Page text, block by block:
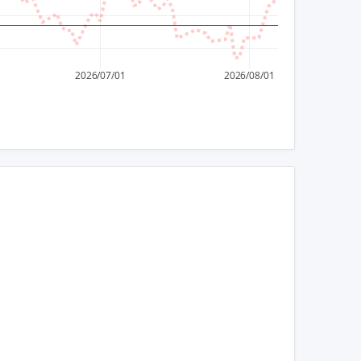
2026/07/01 2026/08/01